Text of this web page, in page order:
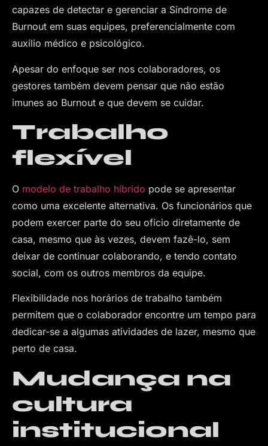
capazes de detectar e gerenciar a Síndrome de
Burnout em suas equipes, preferencialmente com
auxílio médico e psicológico.
Apesar do enfoque ser nos colaboradores, os
gestores também devem pensar que não estão
imunes ao Burnout e que devem se cuidar.
Trabalho
flexível
O modelo de trabalho híbrido pode se apresentar
como uma excelente alternativa. Os funcionários que
podem exercer parte do seu ofício diretamente de
casa, mesmo que às vezes, devem fazê-lo, sem
deixar de continuar colaborando, e tendo contato
social, com os outros membros da equipe.
Flexibilidade nos horários de trabalho também
permitem que o colaborador encontre um tempo para
dedicar-se a algumas atividades de lazer, mesmo que
perto de casa.
Mudança na
cultura
institucional